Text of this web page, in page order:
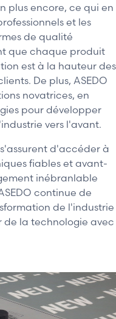
plus encore, ce qui en
et les
de qualité
que chaque produit
est à la hauteur des
De plus, ASEDO
novatrices, en
pour développer
vers l'avant.
s'assurent d'accéder à
fiables et avant-
inébranlable
continue de
de l'industrie
de la technologie avec